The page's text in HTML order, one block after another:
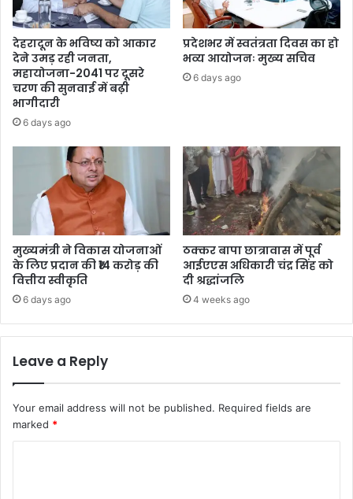
देहरादून के भविष्य को आकार
देने उमड़ रही जनता,
महायोजना-2041 पर दूसरे
चरण की सुनवाई में बढ़ी
भागीदारी
6 days ago
प्रदेशभर में स्वतंत्रता दिवस का हो
भव्य आयोजनः मुख्य सचिव
6 days ago
मुख्यमंत्री ने विकास योजनाओं
के लिए प्रदान की ₹14 करोड़ की
वित्तीय स्वीकृति
6 days ago
ठक्कर बापा छात्रावास में पूर्व
आईएएस अधिकारी चंद्र सिंह को
दी श्रद्धांजलि
4 weeks ago
Leave a Reply
Your email address will not be published. Required fields are
marked *